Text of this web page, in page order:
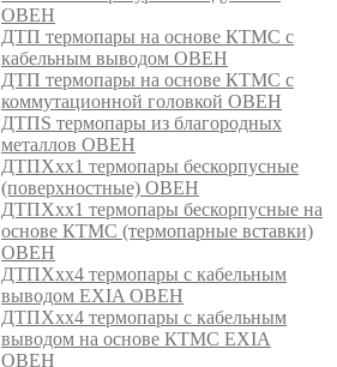
ОВЕН
ДТП термопары на основе КТМС с
кабельным выводом ОВЕН
ДТП термопары на основе КТМС с
коммутационной головкой ОВЕН
ДТПS термопары из благородных
металлов ОВЕН
ДТПХхх1 термопары бескорпусные
(поверхностные) ОВЕН
ДТПХхх1 термопары бескорпусные на
основе КТМС (термопарные вставки)
ОВЕН
ДТПХхх4 термопары с кабельным
выводом EXIA ОВЕН
ДТПХхх4 термопары с кабельным
выводом на основе КТМС EXIA
ОВЕН